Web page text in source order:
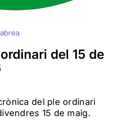
del 15 de
del ple ordinari
15 de maig.